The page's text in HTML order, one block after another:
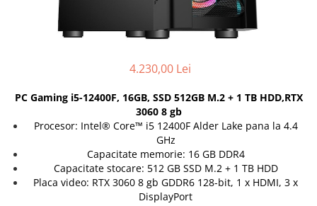
Alte accesorii
Card reader
Calculatoare Mini NOI
Calculatoare SECOND-HAND
Calculatoare REFURBISHED
Calculatoare RENEW
Calculatoare WORKSTATION
4.230,00 Lei
PC Gaming i5-12400F, 16GB, SSD 512GB M.2 + 1 TB HDD,RTX
3060 8 gb
Procesor: Intel® Core™ i5 12400F Alder Lake pana la 4.4
GHz
Capacitate memorie: 16 GB DDR4
Capacitate stocare: 512 GB SSD M.2 + 1 TB HDD
Placa video: RTX 3060 8 gb GDDR6 128-bit, 1 x HDMI, 3 x
DisplayPort